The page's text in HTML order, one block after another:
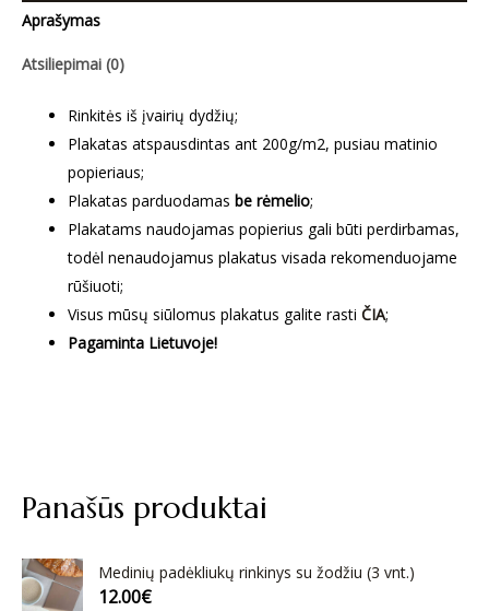
Panašūs produktai
Medinių padėkliukų rinkinys su žodžiu (3 vnt.)
12.00€
Aprašymas
Atsiliepimai (0)
Rinkitės iš įvairių dydžių;
Plakatas atspausdintas ant 200g/m2, pusiau matinio
popieriaus;
Plakatas parduodamas be rėmelio;
Plakatams naudojamas popierius gali būti perdirbamas,
todėl nenaudojamus plakatus visada rekomenduojame
rūšiuoti;
Visus mūsų siūlomus plakatus galite rasti ČIA;
Pagaminta Lietuvoje!